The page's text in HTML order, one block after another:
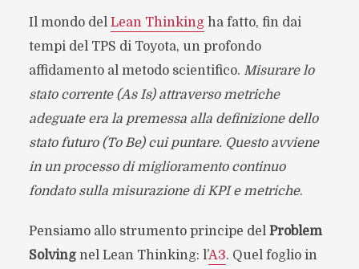
Il mondo del Lean Thinkingha fatto, fin dai
tempi del TPS di Toyota, un profondo
affidamento al metodo scientifico. Misurare lo
stato corrente (As Is) attraverso metriche
adeguate era la premessa alla definizione dello
stato futuro (To Be) cui puntare. Questo avviene
in un processo di miglioramento continuo
fondato sulla misurazione di KPI e metriche.
Pensiamo allo strumento principe del Problem
Solvingnel Lean Thinking: l’A3. Quel foglio in